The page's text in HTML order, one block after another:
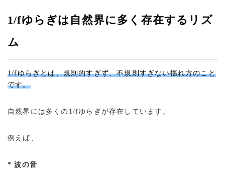
1/fゆらぎは自然界に多く存在するリズ
ム
1/fゆらぎとは、規則的すぎず、不規則すぎない揺れ方のこと
です。
自然界には多くの1/fゆらぎが存在しています。
例えば、
* 波の音